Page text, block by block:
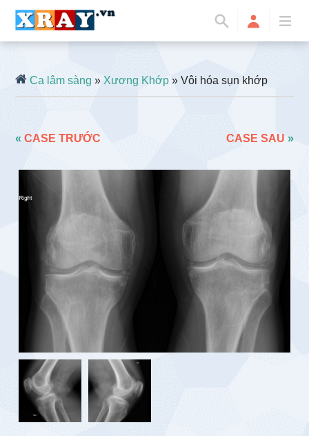
Ca lâm sàng »Xương Khớp » Vôi hóa sụn khớp
«CASE TRƯỚC CASE SAU »